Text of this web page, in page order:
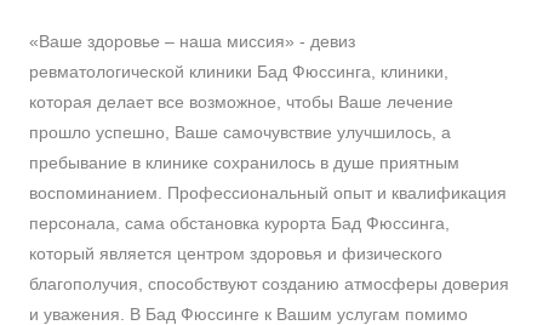
«Ваше здоровье – наша миссия» - девиз
ревматологической клиники Бад Фюссинга, клиники,
которая делает все возможное, чтобы Ваше лечение
прошло успешно, Ваше самочувствие улучшилось, а
пребывание в клинике сохранилось в душе приятным
воспоминанием. Профессиональный опыт и квалификация
персонала, сама обстановка курорта Бад Фюссинга,
который является центром здоровья и физического
благополучия, способствуют созданию атмосферы доверия
и уважения. В Бад Фюссинге к Вашим услугам помимо